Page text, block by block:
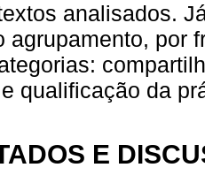
analisados.
agrupamento, por
qualificação da
E